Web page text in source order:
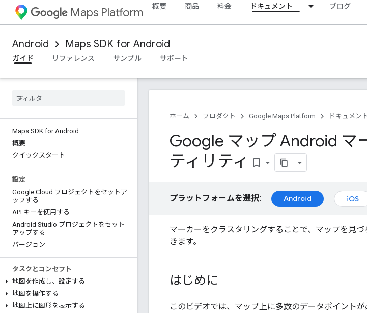
Maps Platform 概要 商品 料金 ドキュメント ブログ
Android Maps SDK for Android
ガイド
リファレンス サンプル サポート
Maps SDK for Android
概要
クイックスタート
設定
Google Cloud プロジェクトをセットア
ップする
API キーを使用する
Android Studio プロジェクトをセット
アップする
バージョン
タスクとコンセプト
地図を作成し、設定する
地図を操作する
地図上に図形を表示する
ホーム プロダクト Google Maps Platform ドキュメント
Google マップ Android マ
ティリティ
bookmark_border
プラットフォームを選択: Android iOS
マーカーをクラスタリングすることで、マップを見
きます。
はじめに
このビデオでは、マップ上に多数のデータポイント